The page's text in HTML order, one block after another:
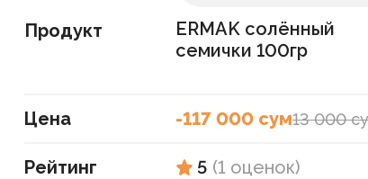
Продукт
Цена
Рейтинг
ERMAK солённый
семички 100гр
-117 000 сум13 000
5 (1 оценок)